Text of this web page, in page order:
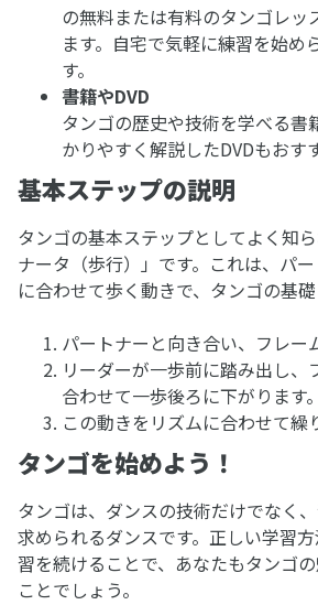
の無料または有料のタンゴレッ
ます。自宅で気軽に練習を始め
す。
書籍やDVD
タンゴの歴史や技術を学べる書
かりやすく解説したDVDもおす
基本ステップの説明
タンゴの基本ステップとしてよく知
ナータ（歩行）」です。これは、パ
に合わせて歩く動きで、タンゴの基礎
パートナーと向き合い、フレー
リーダーが一歩前に踏み出し、
合わせて一歩後ろに下がります。
この動きをリズムに合わせて繰
タンゴを始めよう！
タンゴは、ダンスの技術だけでなく
求められるダンスです。正しい学習
習を続けることで、あなたもタンゴ
ことでしょう。